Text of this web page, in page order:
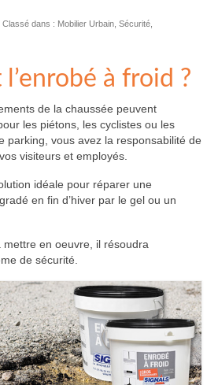
Classé dans : Mobilier Urbain Sécurité
à froid ?
de la chaussée peuvent
les piétons, les cyclistes ou les
parking, vous avez la responsabilité de
visiteurs et employés.
idéale pour réparer une
en fin d’hiver par le gel ou un
en oeuvre, il résoudra
de sécurité.